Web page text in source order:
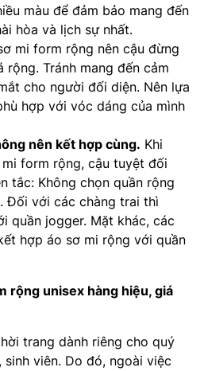
màu để đảm bảo mang đến
hòa và lịch sự nhất.
mi form rộng nên cậu đừng
rộng. Tránh mang đến cảm
cho người đối diện. Nên lựa
hợp với vóc dáng của mình
nên kết hợp cùng. Khi
form rộng, cậu tuyệt đối
tắc: Không chọn quần rộng
Đối với các chàng trai thì
quần jogger. Mặt khác, các
hợp áo sơ mi rộng với quần
rộng unisex hàng hiệu, giá
trang dành riêng cho quý
sinh viên. Do đó, ngoài việc